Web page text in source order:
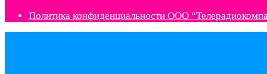
Политика конфиденциальности ООО